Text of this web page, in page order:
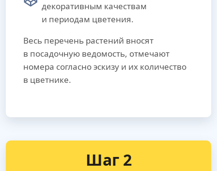
декоративным качествам
и периодам цветения.
Весь перечень растений вносят
в посадочную ведомость, отмечают
номера согласно эскизу и их количество
в цветнике.
Шаг 2